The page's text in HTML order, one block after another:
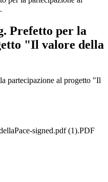
Prefetto per la
"Il valore della
partecipazione al progetto "Il
signed.pdf (1).PDF